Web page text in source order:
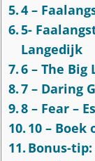
4 –
5-
Langedijk
6 – The
7 – Daring
8 – Fear –
10 –
Bonus-tip: